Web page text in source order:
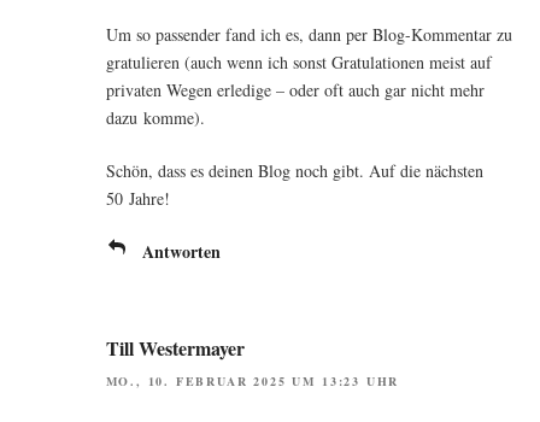
Um so pas­sen­der fand ich es, dann per Blog-Kom­men­tar zu
gra­tu­lie­ren (auch wenn ich sonst Gra­tu­la­tio­nen meist auf
pri­va­ten Wegen erle­di­ge – oder oft auch gar nicht mehr
dazu komme).
Schön, dass es dei­nen Blog noch gibt. Auf die nächs­ten
50 Jahre!
Antworten
Till Westermayer
MO., 10. FEBRUAR 2025 UM 13:23 UHR